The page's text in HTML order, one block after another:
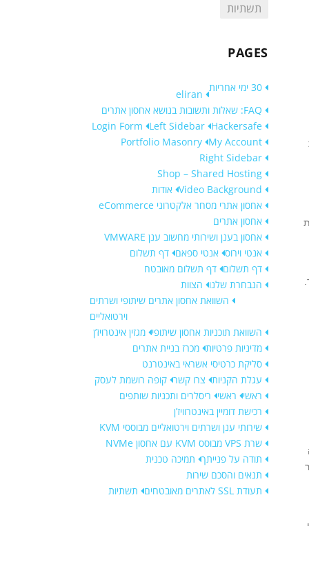
תשתיות
PAGES
30 ימי אחריות
eliran
FAQ: שאלות ותשובות בנושא אחסון אתרים
Hackersafe
Left Sidebar
Login Form
My Account
Portfolio Masonry
Right Sidebar
Shop – Shared Hosting
Video Background אודות
אחסון אתרי מסחר אלקטרוני eCommerce
אחסון אתרים
אחסון בענן ושירותי מחשוב ענן VMWARE
אנטי וירוס אנטי ספאם דף תשלום
דף תשלום דף תשלום מאובטח
הנבחרת שלנו הצוות
השוואת אחסון אתרים שיתופי ושרתים
וירטואליים
השוואת תוכניות אחסון שיתופי מגזין אינטרויז’ן
מדיניות פרטיות מכרז בניית אתרים
סליקת כרטיסי אשראי באינטרנט
עגלת הקניות צרו קשר קופה רושמת לעסק
ראשי ראשי ריסלרים ותכניות שותפים
רכישת דומיין באינטרוויז’ן
שירותי ענן ושרתים וירטואליים מבוססי KVM
שרת VPS מבוסס KVM עם אחסון NVMe
תודה על פנייתך תמיכה טכנית
תנאים והסכם שירות
תעודת SSL לאתרים מאובטחים
תשתיות